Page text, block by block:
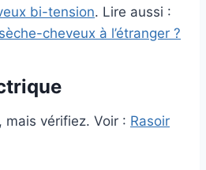
bi-tension. Lire aussi :
cheveux à l’étranger ?
vérifiez. Voir : Rasoir